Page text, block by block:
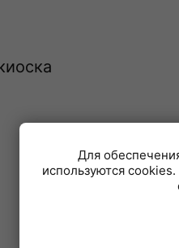
Мир
Мосты
Для
используются